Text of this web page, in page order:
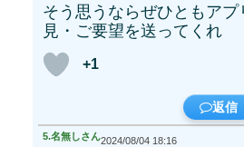
そう思うならぜひともア
見・ご要望を送ってくれ
+1
返信
5.名無しさん2024/08/04 18:16